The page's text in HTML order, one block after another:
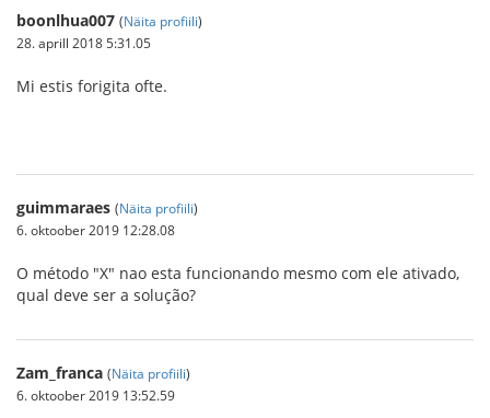
boonlhua007 (Näita profiili)
28. aprill 2018 5:31.05
Mi estis forigita ofte.
guimmaraes (Näita profiili)
6. oktoober 2019 12:28.08
O método "X" nao esta funcionando mesmo com ele ativado,
qual deve ser a solução?
Zam_franca (Näita profiili)
6. oktoober 2019 13:52.59